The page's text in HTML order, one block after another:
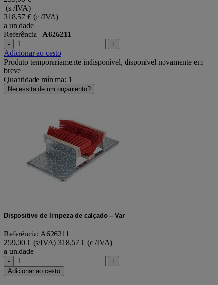
(s /IVA)
318,57 € (c /IVA)
a unidade
Referência A626211
- +
Adicionar ao cesto
Produto temporariamente indisponível, disponível novamente em
breve
Quantidade mínima: 1
Necessita de um orçamento?
Dispositivo de limpeza de calçado – Var
Referência: A626211
259,00 € (s/IVA) 318,57 € (c /IVA)
a unidade
-
+
Adicionar ao cesto